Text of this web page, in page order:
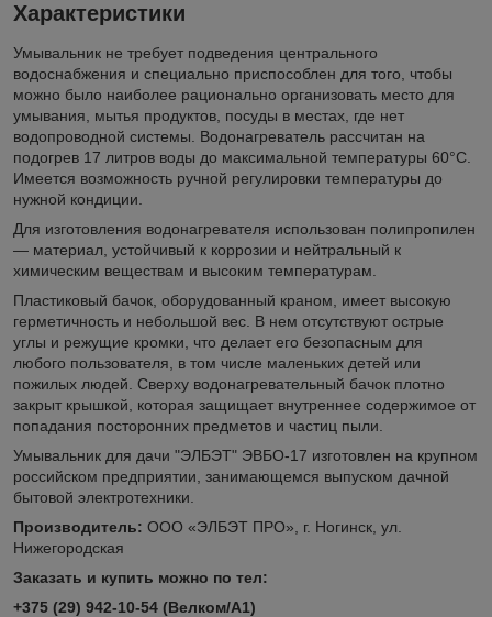
Характеристики
Умывальник не требует подведения центрального
водоснабжения и специально приспособлен для того, чтобы
можно было наиболее рационально организовать место для
умывания, мытья продуктов, посуды в местах, где нет
водопроводной системы. Водонагреватель рассчитан на
подогрев 17 литров воды до максимальной температуры 60°С.
Имеется возможность ручной регулировки температуры до
нужной кондиции.
Для изготовления водонагревателя использован полипропилен
— материал, устойчивый к коррозии и нейтральный к
химическим веществам и высоким температурам.
Пластиковый бачок, оборудованный краном, имеет высокую
герметичность и небольшой вес. В нем отсутствуют острые
углы и режущие кромки, что делает его безопасным для
любого пользователя, в том числе маленьких детей или
пожилых людей. Сверху водонагревательный бачок плотно
закрыт крышкой, которая защищает внутреннее содержимое от
попадания посторонних предметов и частиц пыли.
Умывальник для дачи "ЭЛБЭТ" ЭВБО-17 изготовлен на крупном
российском предприятии, занимающемся выпуском дачной
бытовой электротехники.
Производитель: ООО «ЭЛБЭТ ПРО», г. Ногинск, ул.
Нижегородская
Заказать и купить можно по тел:
+375 (29) 942-10-54 (Велком/А1)